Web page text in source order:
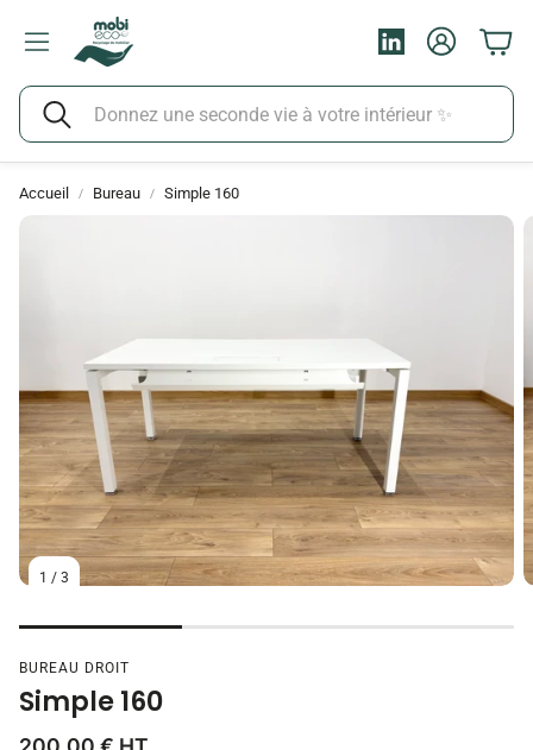
Rechercher
LinkedIn
Compte
Accueil Bureau Simple 160
1 / 3
BUREAU DROIT
Simple 160
Prix